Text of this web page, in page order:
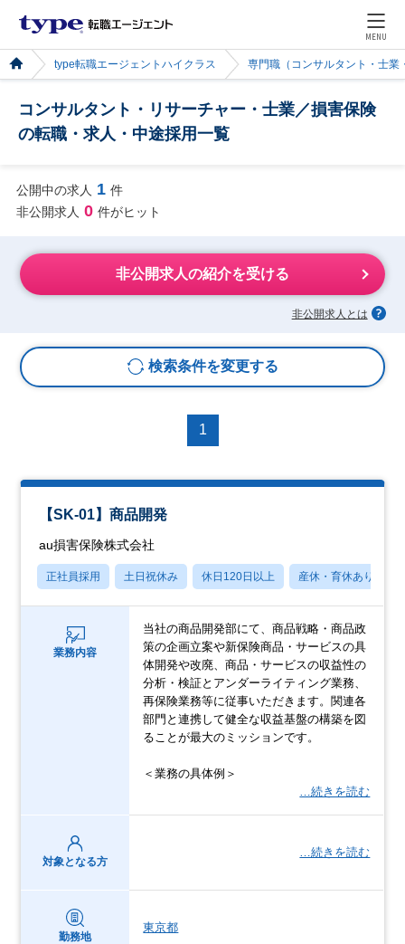
MENU
type転職エージェントハイクラス 専門職（コンサルタント・士業
コンサルタント・リサーチャー・士業／損害保険
の転職・求人・中途採用一覧
公開中の求人 1 件
非公開求人 0 件がヒット
非公開求人の紹介を受ける
非公開求人とは
検索条件を変更する
1
【SK-01】商品開発
au損害保険株式会社
正社員採用 土日祝休み 休日120日以上 産休・育休あり
業務内容
当社の商品開発部にて、商品戦略・商品政
策の企画立案や新保険商品・サービスの具
体開発や改廃、商品・サービスの収益性の
分析・検証とアンダーライティング業務、
再保険業務等に従事いただきます。関連各
部門と連携して健全な収益基盤の構築を図
ることが最大のミッションです。
＜業務の具体例＞
…続きを読む
対象となる方
…続きを読む
勤務地
東京都